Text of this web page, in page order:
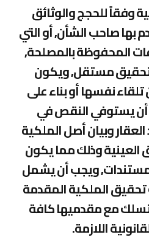
وفقاً للحجج والوثائق
بها صاحب الشأن, أو التي
المحفوظة بالمصلحة,
تحقيق مستقل, ويكون
نفسها أو بناء على
يستوفي النقص في
العقار وبيان أصل الملكية
العينية وذلك مما يكون
ويجب أن يشمل
الملكية المقدمة
تسلك مع مقدميها كافة
اللازمة.